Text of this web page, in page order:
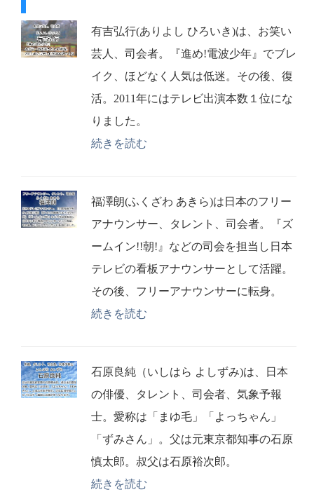
有吉弘行(ありよし ひろいき)は、お笑い
芸人、司会者。『進め!電波少年』でブレ
イク、ほどなく人気は低迷。その後、復
活。2011年にはテレビ出演本数１位にな
りました。
続きを読む
福澤朗(ふくざわ あきら)は日本のフリー
アナウンサー、タレント、司会者。『ズ
ームイン!!朝!』などの司会を担当し日本
テレビの看板アナウンサーとして活躍。
その後、フリーアナウンサーに転身。
続きを読む
石原良純（いしはら よしずみ)は、日本
の俳優、タレント、司会者、気象予報
士。愛称は「まゆ毛」「よっちゃん」
「ずみさん」。父は元東京都知事の石原
慎太郎。叔父は石原裕次郎。
続きを読む